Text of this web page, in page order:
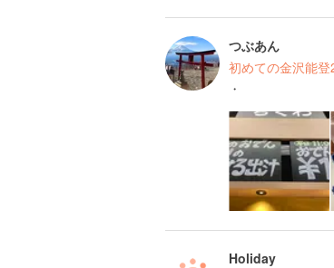
つぶあん
初めての金沢能
・
Holiday